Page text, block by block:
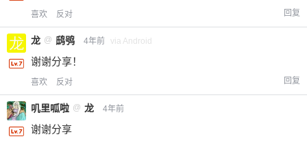
喜欢 反对 回复
龙 @ 鸱鸮 4年前 via Android
谢谢分享！
喜欢 反对 回复
叽里呱啦 @ 龙 4年前
谢谢分享